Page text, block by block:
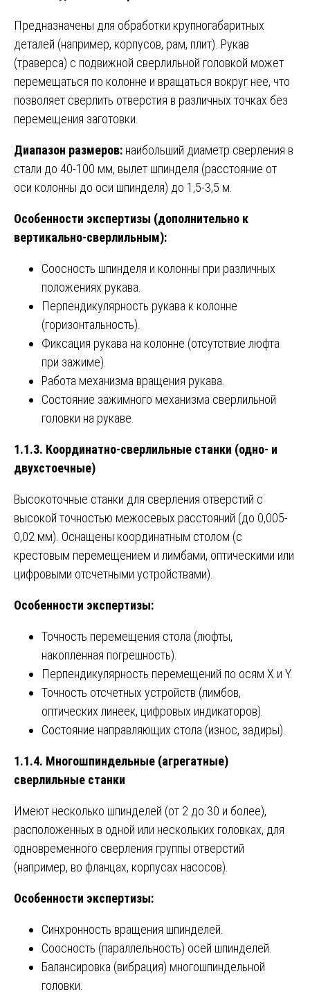
Предназначены для обработки крупногабаритных
деталей (например, корпусов, рам, плит). Рукав
(траверса) с подвижной сверлильной головкой может
перемещаться по колонне и вращаться вокруг нее, что
позволяет сверлить отверстия в различных точках без
перемещения заготовки.
Диапазон размеров: наибольший диаметр сверления в
стали до 40-100 мм, вылет шпинделя (расстояние от
оси колонны до оси шпинделя) до 1,5-3,5 м.
Особенности экспертизы (дополнительно к
вертикально-сверлильным):
Соосность шпинделя и колонны при различных
положениях рукава.
Перпендикулярность рукава к колонне
(горизонтальность).
Фиксация рукава на колонне (отсутствие люфта
при зажиме).
Работа механизма вращения рукава.
Состояние зажимного механизма сверлильной
головки на рукаве.
1.1.3. Координатно-сверлильные станки (одно- и
двухстоечные)
Высокоточные станки для сверления отверстий с
высокой точностью межосевых расстояний (до 0,005-
0,02 мм). Оснащены координатным столом (с
крестовым перемещением и лимбами, оптическими или
цифровыми отсчетными устройствами).
Особенности экспертизы:
Точность перемещения стола (люфты,
накопленная погрешность).
Перпендикулярность перемещений по осям X и Y.
Точность отсчетных устройств (лимбов,
оптических линеек, цифровых индикаторов).
Состояние направляющих стола (износ, задиры).
1.1.4. Многошпиндельные (агрегатные)
сверлильные станки
Имеют несколько шпинделей (от 2 до 30 и более),
расположенных в одной или нескольких головках, для
одновременного сверления группы отверстий
(например, во фланцах, корпусах насосов).
Особенности экспертизы:
Синхронность вращения шпинделей.
Соосность (параллельность) осей шпинделей.
Балансировка (вибрация) многошпиндельной
головки.